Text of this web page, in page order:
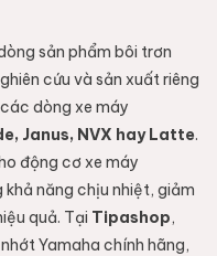
sản phẩm bôi trơn
cứu và sản xuất riêng
dòng xe máy
Janus, NVX hay Latte.
động cơ xe máy
năng chịu nhiệt, giảm
quả. Tại Tipashop,
Yamaha chính hãng,